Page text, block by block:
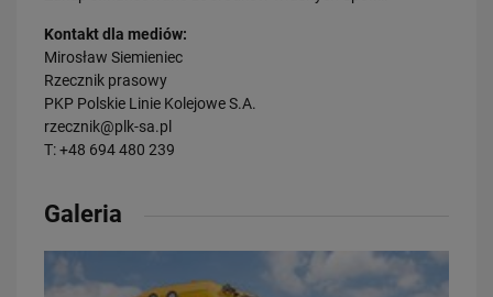
Kontakt dla mediów:
Mirosław Siemieniec
Rzecznik prasowy
PKP Polskie Linie Kolejowe S.A.
rzecznik@plk-sa.pl
T: +48 694 480 239
Galeria
PRZECZYTAJ